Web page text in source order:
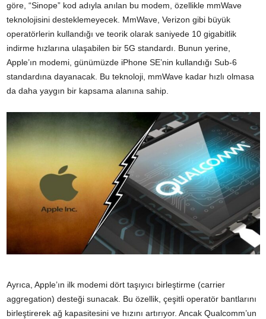
göre, “Sinope” kod adıyla anılan bu modem, özellikle mmWave
teknolojisini desteklemeyecek. MmWave, Verizon gibi büyük
operatörlerin kullandığı ve teorik olarak saniyede 10 gigabitlik
indirme hızlarına ulaşabilen bir 5G standardı. Bunun yerine,
Apple’ın modemi, günümüzde iPhone SE’nin kullandığı Sub-6
standardına dayanacak. Bu teknoloji, mmWave kadar hızlı olmasa
da daha yaygın bir kapsama alanına sahip.
Ayrıca, Apple’ın ilk modemi dört taşıyıcı birleştirme (carrier
aggregation) desteği sunacak. Bu özellik, çeşitli operatör bantlarını
birleştirerek ağ kapasitesini ve hızını artırıyor. Ancak Qualcomm’un